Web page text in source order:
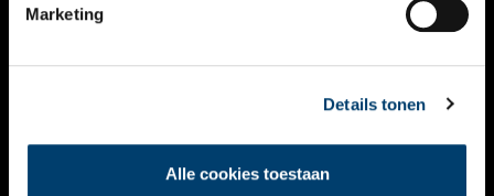
Marketing
Details tonen
Alle cookies toestaan
NIEUWS
KALENDER
ACTIVITEITEN